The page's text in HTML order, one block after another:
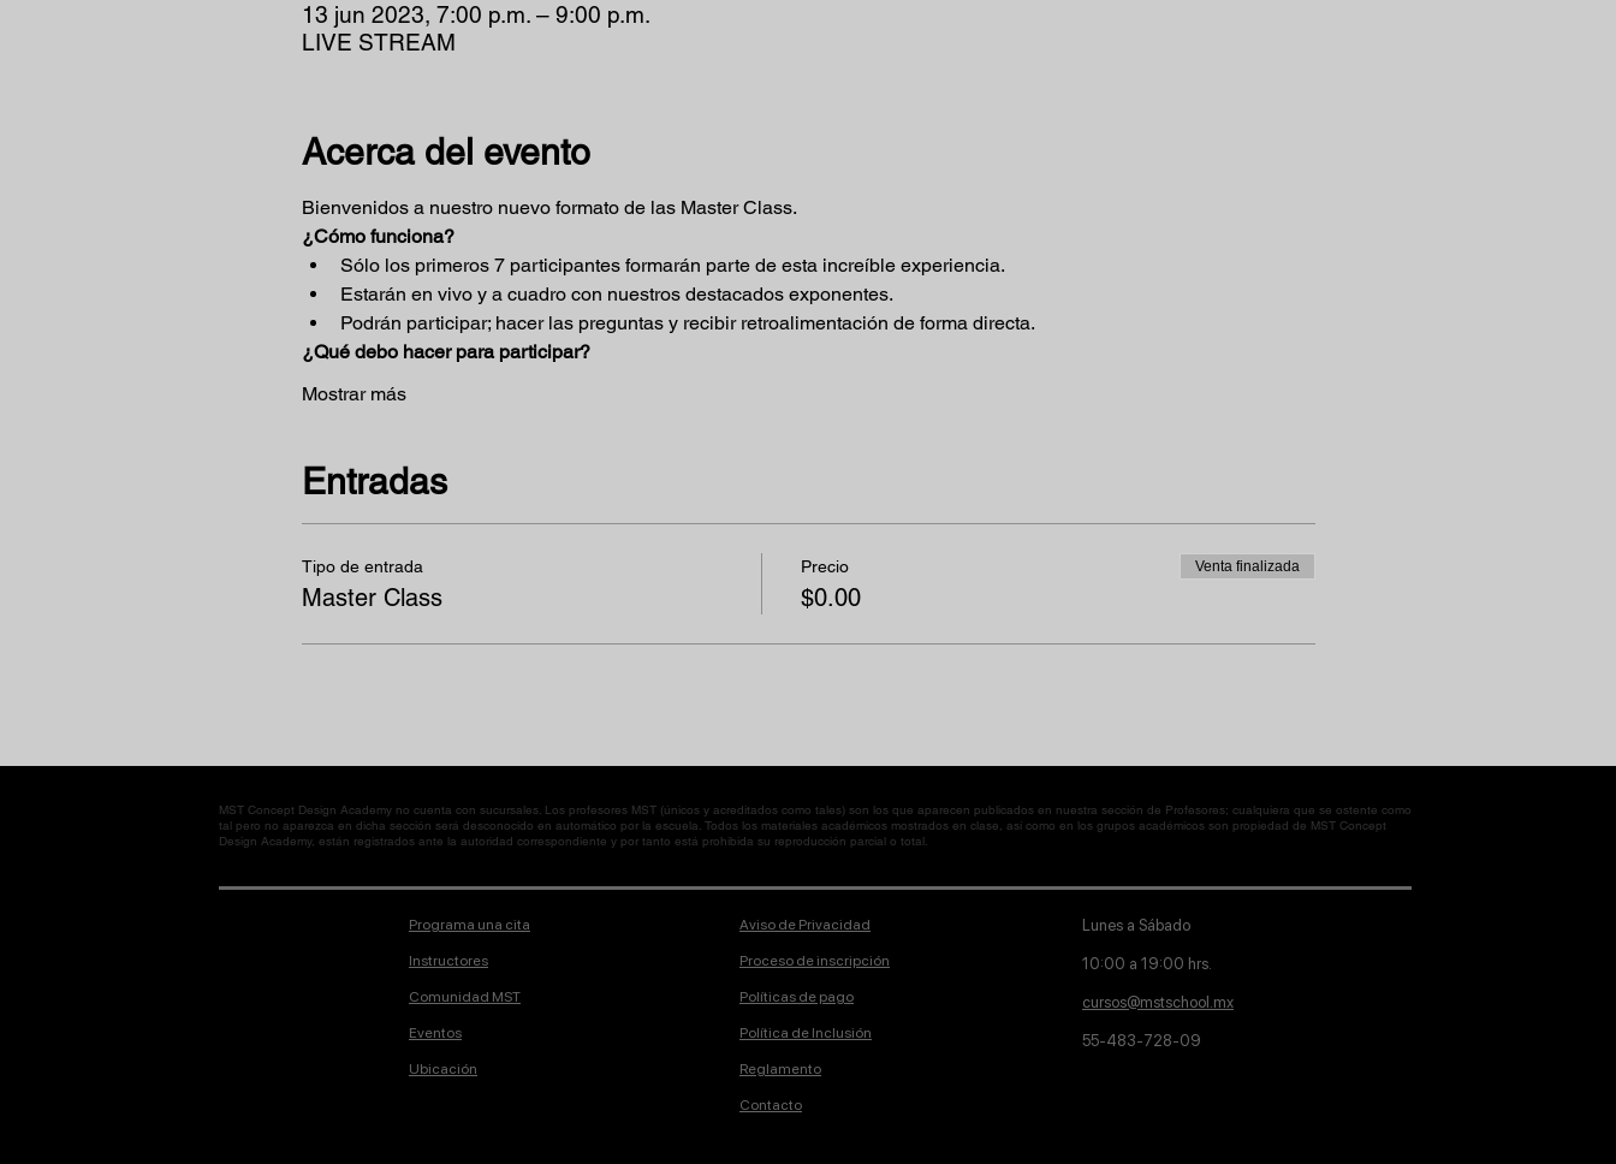
13 jun 2023, 7:00 p.m. – 9:00 p.m.
LIVE STREAM
Acerca del evento
Bienvenidos a nuestro nuevo formato de las Master Class.
¿Cómo funciona?
Sólo los primeros 7 participantes formarán parte de esta increíble experiencia.
Estarán en vivo y a cuadro con nuestros destacados exponentes.
Podrán participar; hacer las preguntas y recibir retroalimentación de forma directa.
¿Qué debo hacer para participar?
Mostrar más
Entradas
Tipo de entrada
Master Class
Precio
$0.00
Venta finalizada
MST Concept Design Academy no cuenta con sucursales. Los profesores MST (únicos y acreditados como tales) son los que aparecen publicados en nuestra sección de Profesores; cualquiera que se ostente como
tal pero no aparezca en dicha sección será desconocido en automático por la escuela. Todos los materiales académicos mostrados en clase, así como en los grupos académicos son propiedad de MST Concept
Design Academy, están registrados ante la autoridad correspondiente y por tanto está prohibida su reproducción parcial o total.
Programa una cita
Instructores
Comunidad MST
Eventos
Ubicación
Aviso de Privacidad
Proceso de inscripción
Políticas de pago
Política de Inclusión
Reglamento
Contacto
Lunes a Sábado
10:00 a 19:00 hrs.
cursos@mstschool.mx
55-483-728-09